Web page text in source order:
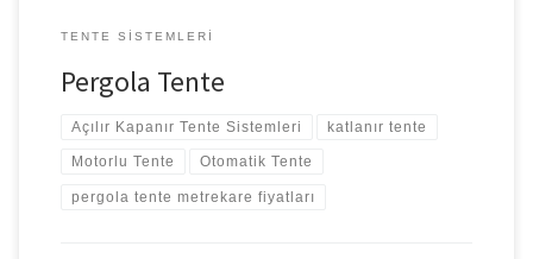
TENTE SISTEMLERI
Pergola Tente
Açılır Kapanır Tente Sistemleri katlanır tente
Motorlu Tente Otomatik Tente
pergola tente metrekare fiyatları